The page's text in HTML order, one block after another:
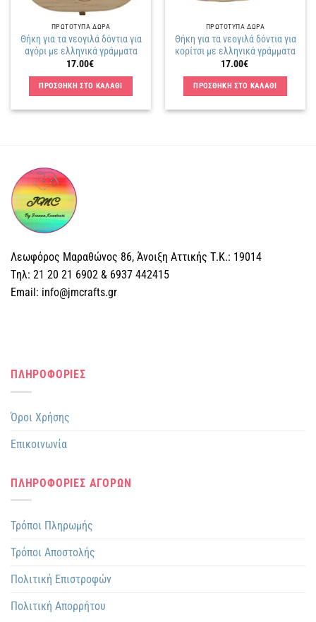
ΠΡΩΤΟΤΥΠΑ ΔΩΡΑ
Θήκη για τα νεογιλά δόντια για
αγόρι με ελληνικά γράμματα
17.00€
ΠΡΟΣΘΗΚΗ ΣΤΟ ΚΑΛΑΘΙ
ΠΡΩΤΟΤΥΠΑ ΔΩΡΑ
Θήκη για τα νεογιλά δόντια για
κορίτσι με ελληνικά γράμματα
17.00€
ΠΡΟΣΘΗΚΗ ΣΤΟ ΚΑΛΑΘΙ
Λεωφόρος Μαραθώνος 86, Άνοιξη Αττικής Τ.Κ.: 19014
Tηλ: 21 20 21 6902 & 6937 442415
Email: info@jmcrafts.gr
ΠΛΗΡΟΦΟΡΙΕΣ
Όροι Χρήσης
Επικοινωνία
ΠΛΗΡΟΦΟΡΙΕΣ ΑΓΟΡΩΝ
Τρόποι Πληρωμής
Τρόποι Αποστολής
Πολιτική Επιστροφών
Πολιτική Απορρήτου